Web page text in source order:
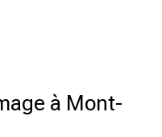
à Mont-